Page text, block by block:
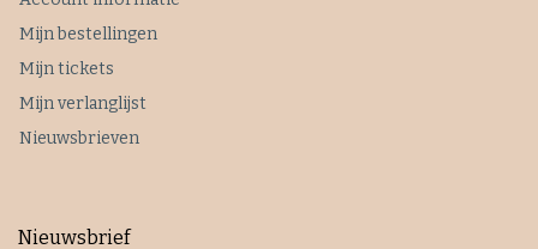
Mijn bestellingen
Mijn tickets
Mijn verlanglijst
Nieuwsbrieven
Nieuwsbrief